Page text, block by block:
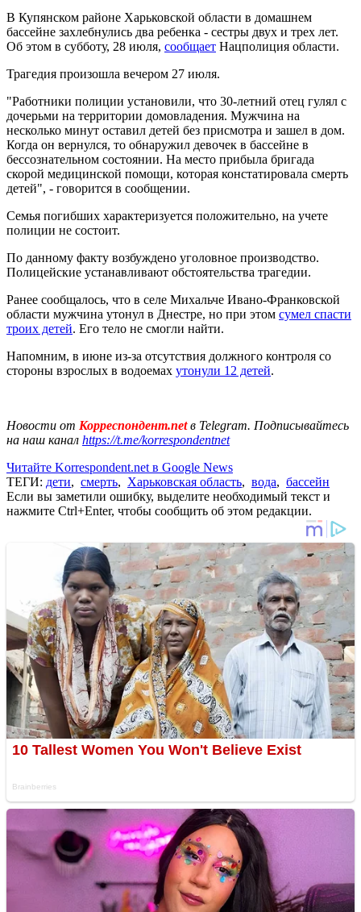
В Купянском районе Харьковской области в домашнем
бассейне захлебнулись два ребенка - сестры двух и трех лет.
Об этом в субботу, 28 июля, сообщает Нацполиция области.
Трагедия произошла вечером 27 июля.
"Работники полиции установили, что 30-летний отец гулял с
дочерьми на территории домовладения. Мужчина на
несколько минут оставил детей без присмотра и зашел в дом.
Когда он вернулся, то обнаружил девочек в бассейне в
бессознательном состоянии. На место прибыла бригада
скорой медицинской помощи, которая констатировала смерть
детей", - говорится в сообщении.
Семья погибших характеризуется положительно, на учете
полиции не состоит.
По данному факту возбуждено уголовное производство.
Полицейские устанавливают обстоятельства трагедии.
Ранее сообщалось, что в селе Михальче Ивано-Франковской
области мужчина утонул в Днестре, но при этом сумел спасти
троих детей. Его тело не смогли найти.
Напомним, в июне из-за отсутствия должного контроля со
стороны взрослых в водоемах утонули 12 детей.
Новости от Корреспондент.netв Telegram. Подписывайтесь
на наш канал https://t.me/korrespondentnet
Читайте Korrespondent.net в Google News
ТЕГИ: дети, смерть, Харьковская область, вода, бассейн
Если вы заметили ошибку, выделите необходимый текст и
нажмите Ctrl+Enter, чтобы сообщить об этом редакции.